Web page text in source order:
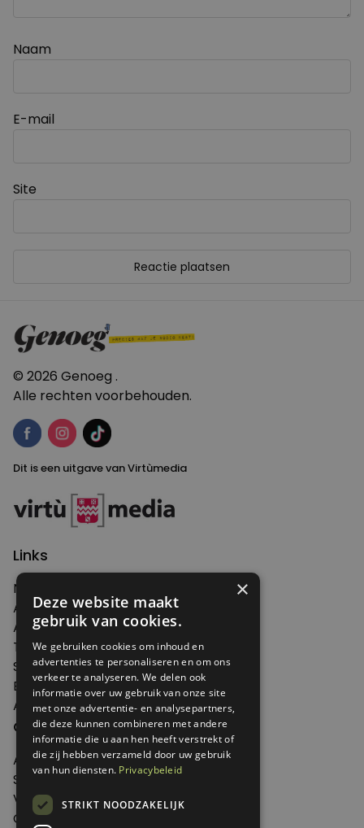
Naam
E-mail
Site
© 2026 Genoeg .
Alle rechten voorbehouden.
Dit is een uitgave van Virtùmedia
Links
Nieuws
Artikelen
Agenda
Thema's
Shop
Edities
Abonneren
Over Genoeg
Adverteren
Samenwerken
Verkooppunten
Over Genoeg
×
Deze website maakt
gebruik van cookies.
We gebruiken cookies om inhoud en
advertenties te personaliseren en om ons
verkeer te analyseren. We delen ook
informatie over uw gebruik van onze site
met onze advertentie- en analysepartners,
die deze kunnen combineren met andere
informatie die u aan hen heeft verstrekt of
die zij hebben verzameld door uw gebruik
van hun diensten. Privacybeleid
STRIKT NOODZAKELIJK